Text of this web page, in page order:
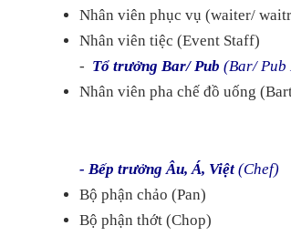
Nhân viên phục vụ (waiter/
Nhân viên tiệc (Event Staff)
- Tổ trưởng Bar/ Pub (Bar/ Pub
Nhân viên pha chế đồ uống
- Bếp trưởng Âu, Á, Việt (Chef)
Bộ phận chảo (Pan)
Bộ phận thớt (Chop)